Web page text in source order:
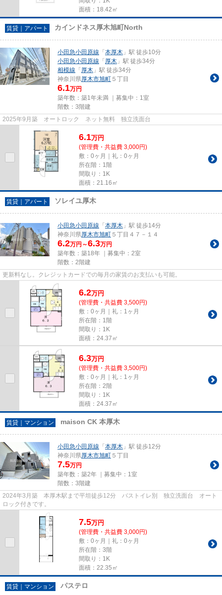
面積：18.42㎡
賃貸｜アパート カインドネス厚木旭町North
小田急小田原線 「本厚木 」駅 徒歩10分
小田急小田原線 「厚木 」駅 徒歩34分
相模線 「厚木 」駅 徒歩34分
神奈川県厚木市旭町 ５丁目
6.1万円
築年数：築1年未満 ｜募集中： 1室
階数：3階建
2025年9月築 オートロック ネット無料 独立洗面台
6.1万円
(管理費・共益費 3,000円)
敷：0ヶ月｜礼：0ヶ月
所在階：1階
間取り：1K
面積：21.16㎡
賃貸｜アパート ソレイユ厚木
小田急小田原線 「本厚木 」駅 徒歩14分
神奈川県厚木市旭町 ５丁目４７－１４
6.2万円～6.3万円
築年数：築18年 ｜募集中： 2室
階数：2階建
更新料なし。クレジットカードでの毎月の家賃のお支払いも可能。
6.2万円
(管理費・共益費 3,500円)
敷：0ヶ月｜礼：1ヶ月
所在階：1階
間取り：1K
面積：24.37㎡
6.3万円
(管理費・共益費 3,500円)
敷：0ヶ月｜礼：1ヶ月
所在階：2階
間取り：1K
面積：24.37㎡
賃貸｜マンション maison CK 本厚木
小田急小田原線 「本厚木 」駅 徒歩12分
神奈川県厚木市旭町 ５丁目
7.5万円
築年数：築2年 ｜募集中： 1室
階数：3階建
2024年3月築 本厚木駅まで平坦徒歩12分 バストイレ別 独立洗面台 オート
ロック付きです。
7.5万円
(管理費・共益費 3,000円)
敷：0ヶ月｜礼：0ヶ月
所在階：3階
間取り：1K
面積：22.35㎡
賃貸｜マンション パステロ